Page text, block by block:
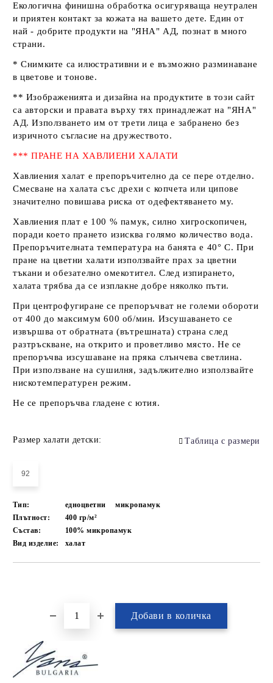
Екологична финишна обработка осигуряваща неутрален
и приятен контакт за кожата на вашето дете. Един от
най - добрите продукти на "ЯНА" АД, познат в много
страни.
* Снимките са илюстративни и е възможно разминаване
в цветове и тонове.
** Изображенията и дизайна на продуктите в този сайт
са авторски и правата върху тях принадлежат на "ЯНА"
АД. Използването им от трети лица е забранено без
изричното съгласие на дружеството.
*** ПРАНЕ НА ХАВЛИЕНИ ХАЛАТИ
Хавлиения халат е препоръчително да се пере отделно.
Смесване на халата със дрехи с копчета или ципове
значително повишава риска от одефектяването му.
Хавлиения плат е 100 % памук, силно хигроскопичен,
поради което прането изисква голямо количество вода.
Препоръчителната температура на банята е 40° С. При
пране на цветни халати използвайте прах за цветни
тъкани и обезателно омекотител. След изпирането,
халата трябва да се изплакне добре няколко пъти.
При центрофугиране се препоръчват не големи обороти
от 400 до максимум 600 об/мин. Изсушаването се
извършва от обратната (вътрешната) страна след
разтръскване, на открито и проветливо място. Не се
препоръчва изсушаване на пряка слънчева светлина.
При използване на сушилня, задължително използвайте
нискотемпературен режим.
Не се препоръчва гладене с ютия.
Размер халати детски: Таблица с размери
92
Тип: едноцветни
микропамук
Плътност:
400 гр/м²
Състав:
100% микропамук
Вид изделие:
халат